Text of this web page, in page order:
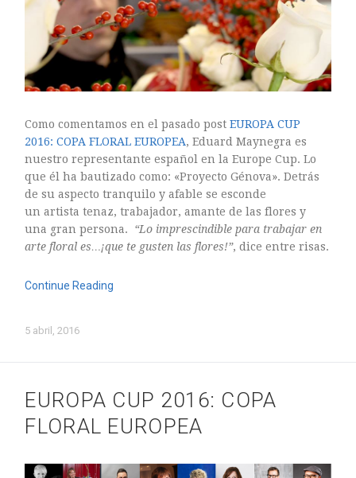
julio 2018
abril 2018
junio 2017
enero 2017
octubre 2016
agosto 2016
julio 2016
junio 2016
mayo 2016
marzo 2016
enero 2016
octubre 2015
septiembre 2015
julio 2015
Como comentamos en el pasado postEUROPA CUP
2016: COPA FLORAL EUROPEA, Eduard Maynegra es
nuestro representante español en la Europe Cup. Lo
que él ha bautizado como: «Proyecto Génova». Detrás
de su aspecto tranquilo y afable se esconde
un artista tenaz, trabajador, amante de las flores y
una gran persona. “Lo imprescindible para trabajar en
arte floral es…¡que te gusten las flores!”, dice entre risas.
Continue Reading
5 abril, 2016
EUROPA CUP 2016: COPA
FLORAL EUROPEA